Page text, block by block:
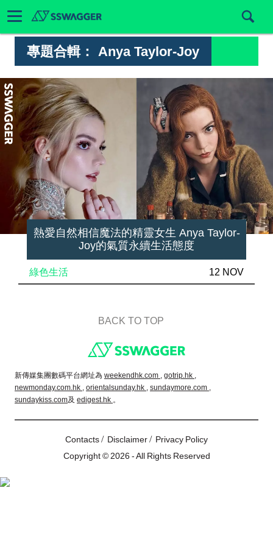
專題合輯： Anya Taylor-Joy
熱愛自然相信魔法的精靈女生 Anya Taylor-
Joy的氣質永續生活態度
綠色生活 12 NOV
BACK TO TOP
新傳媒集團數碼平台網址為 weekendhk.com , gotrip.hk ,
newmonday.com.hk , orientalsunday.hk , sundaymore.com ,
sundaykiss.com及 edigest.hk 。
Contacts/ Disclaimer/ Privacy Policy
Copyright © 2026 - All Rights Reserved